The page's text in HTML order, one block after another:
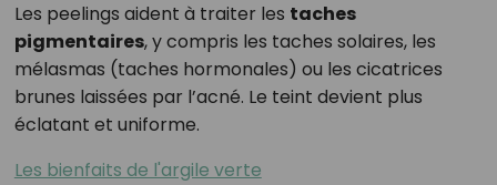
Les peelings aident à traiter les taches
pigmentaires, y compris les taches solaires, les
mélasmas (taches hormonales) ou les cicatrices
brunes laissées par l’acné. Le teint devient plus
éclatant et uniforme.
Les bienfaits de l'argile verte